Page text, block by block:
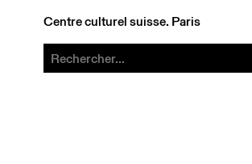
Centre culturel suisse. Paris